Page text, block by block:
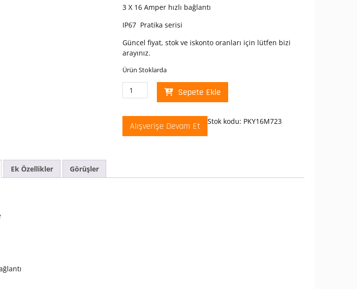
3 X 16 Amper hızlı bağlantı
IP67 Pratika serisi
Güncel fiyat, stok ve iskonto oranları için lütfen bizi
arayınız.
Ürün Stoklarda
Schneider
PKY16M723
200-
250V
AC
IP67
Sepete Ekle
Alışverişe Devam Et Stok kodu: PKY16M723
Ek Özellikler Görüşler